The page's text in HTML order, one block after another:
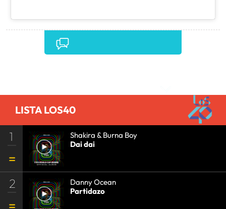
LISTA LOS40
1
Shakira & Burna Boy
Dai dai
2
Danny Ocean
Partidazo